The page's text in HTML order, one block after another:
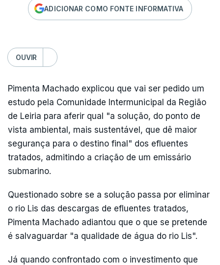
ADICIONAR COMO FONTE INFORMATIVA
OUVIR
Pimenta Machado explicou que vai ser pedido um
estudo pela Comunidade Intermunicipal da Região
de Leiria para aferir qual "a solução, do ponto de
vista ambiental, mais sustentável, que dê maior
segurança para o destino final" dos efluentes
tratados, admitindo a criação de um emissário
submarino.
Questionado sobre se a solução passa por eliminar
o rio Lis das descargas de efluentes tratados,
Pimenta Machado adiantou que o que se pretende
é salvaguardar "a qualidade de água do rio Lis".
Já quando confrontado com o investimento que